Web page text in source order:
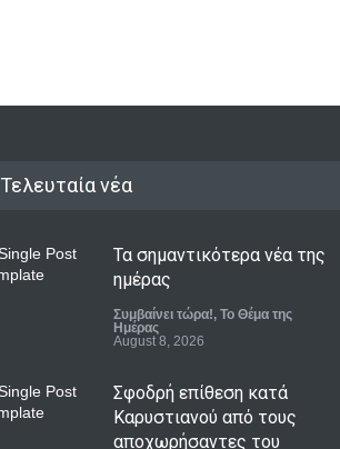
Τελευταία νέα
Τα σημαντικότερα νέα της
ημέρας
Συμβαίνει τώρα!, Το Θέμα της
Ημέρας
August 8, 2026
Σφοδρή επίθεση κατά
Καρυστιανού από τους
αποχωρήσαντες του